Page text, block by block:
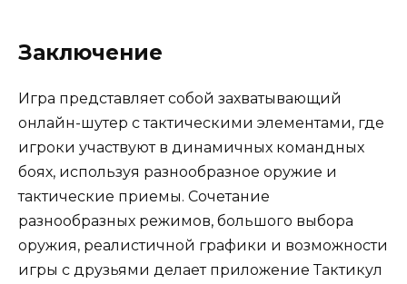
Заключение
Игра представляет собой захватывающий
онлайн-шутер с тактическими элементами, где
игроки участвуют в динамичных командных
боях, используя разнообразное оружие и
тактические приемы. Сочетание
разнообразных режимов, большого выбора
оружия, реалистичной графики и возможности
игры с друзьями делает приложение Тактикул